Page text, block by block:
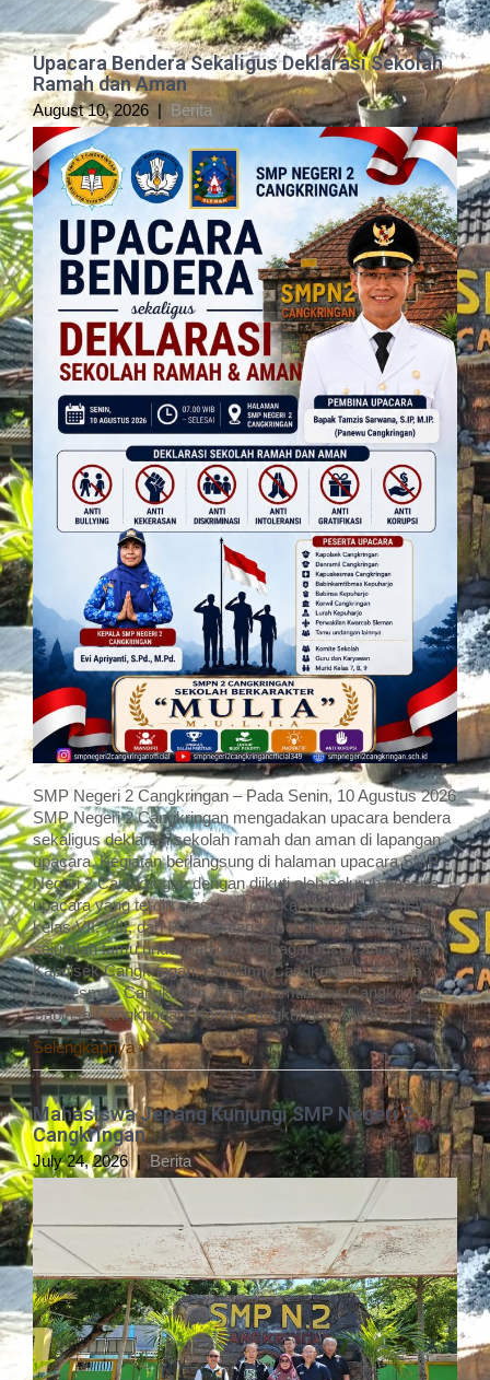
Upacara Bendera Sekaligus Deklarasi Sekolah
Ramah dan Aman
August 10, 2026 | Berita
SMP Negeri 2 Cangkringan – Pada Senin, 10 Agustus 2026
SMP Negeri 2 Cangkringan mengadakan upacara bendera
sekaligus deklarasi sekolah ramah dan aman di lapangan
upacara. Kegiatan berlangsung di halaman upacara SMP
Negeri 2 Cangkringan dengan diikuti oleh seluruh peserta
upacara yang terdiri atas guru dan karyawan serta siswa
kelas VII, VIII, dan IX. Kegiatan tersebut juga dihadiri oleh
sejumlah tamu undangan dari berbagai unsur, antara lain
Kapolsek Cangkringan, Danramil Cangkringan, Kepala
Puskesmas Cangkrigan, Bhabinkamtibmas Cangkringan,
Babinsa Cangkringan, Korwil Cangkringan, Lurah […]
Selengkapnya »
Mahasiswa Jepang Kunjungi SMP Negeri 2
Cangkringan
July 24, 2026 |Berita